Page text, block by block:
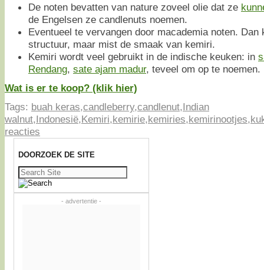
De noten bevatten van nature zoveel olie dat ze
de Engelsen ze candlenuts noemen.
Eventueel te vervangen door macademia noten.
structuur, maar mist de smaak van kemiri.
Kemiri wordt veel gebruikt in de indische keuken: in
Rendang, sate ajam madur, teveel om op te noemen.
Wat is er te koop? (klik hier)
Tags: buah keras,candleberry,candlenut,Indian
walnut,Indonesië,Kemiri,kemirie,kemiries,kemirinootjes,
reacties
DOORZOEK DE SITE
Zoeken
naar:
- advertentie -